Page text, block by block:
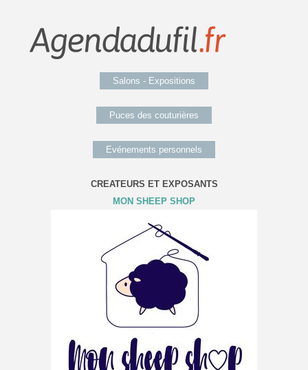
Salons - Expositions
Puces des couturières
Evénements personnels
CREATEURS ET EXPOSANTS
MON SHEEP SHOP